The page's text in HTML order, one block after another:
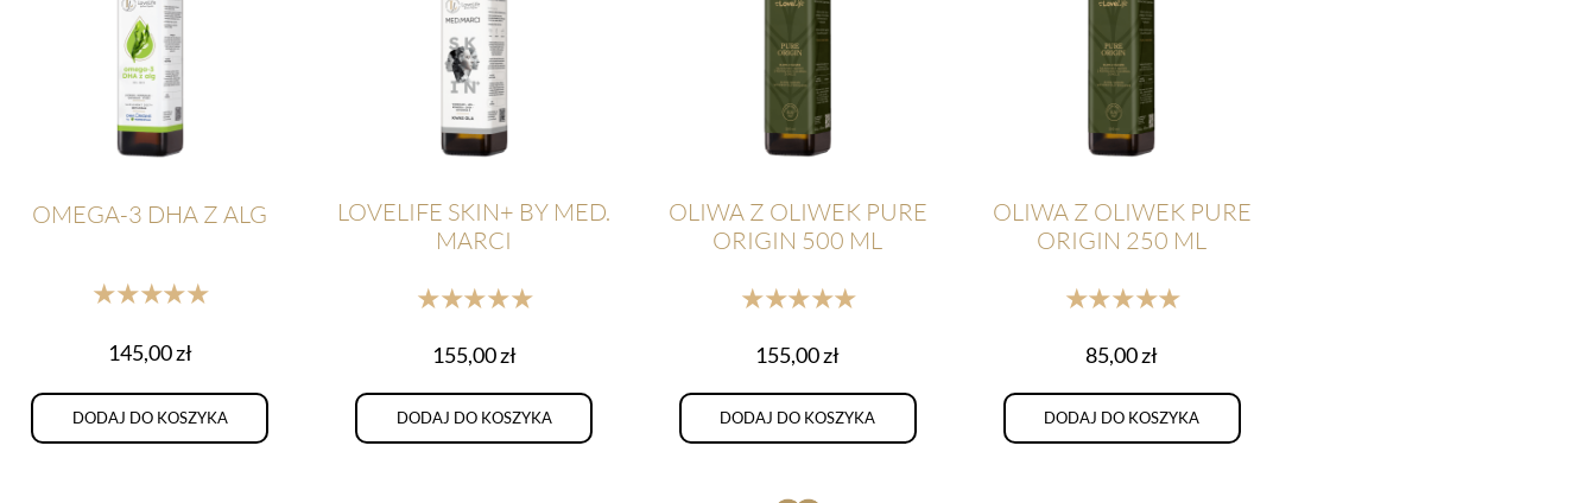
OMEGA-3 DHA Z ALG
★★★★★
145,00zł
DODAJ DO KOSZYKA
LOVELIFE SKIN+ BY MED.
MARCI
★★★★★
155,00zł
DODAJ DO KOSZYKA
OLIWA Z OLIWEK PURE
ORIGIN 500 ML
★★★★★
155,00zł
DODAJ DO KOSZYKA
OLIWA Z OLIWEK PURE
ORIGIN 250 ML
★★★★★
85,00zł
DODAJ DO KOSZYKA